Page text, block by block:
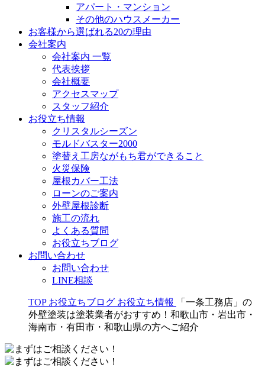
アパート・マンション
その他のハウスメーカー
お客様から選ばれる20の理由
会社案内
会社案内 一覧
代表挨拶
会社概要
アクセスマップ
スタッフ紹介
お役立ち情報
クリスタルシーズン
モルドバスター2000
塗替え工房ながもち君ができること
火災保険
屋根カバー工法
ローンのご案内
外壁屋根診断
施工の流れ
よくある質問
お役立ちブログ
お問い合わせ
お問い合わせ
LINE相談
TOP お役立ちブログ お役立ち情報
「一条工務店」の
外壁塗装は塗装業者がおすすめ！和歌山市・岩出市・
海南市・有田市・和歌山県の方へご紹介